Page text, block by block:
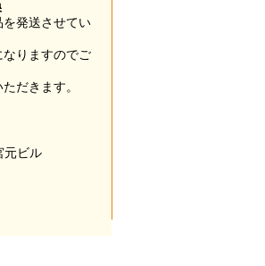
発送させてい
りますのでご
だきます。
ビル